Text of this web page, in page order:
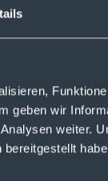
geben wir
weiter.